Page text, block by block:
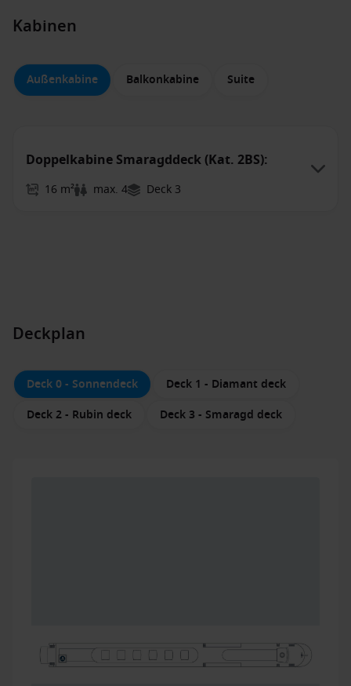
Kabinen
Außenkabine Balkonkabine Suite
Doppelkabine Smaragddeck (Kat. 2BS):
16 m² max. 4 Deck 3
Deckplan
Deck 0 - Sonnendeck
Deck 1 - Diamant deck
Deck 2 - Rubin deck
Deck 3 - Smaragd deck